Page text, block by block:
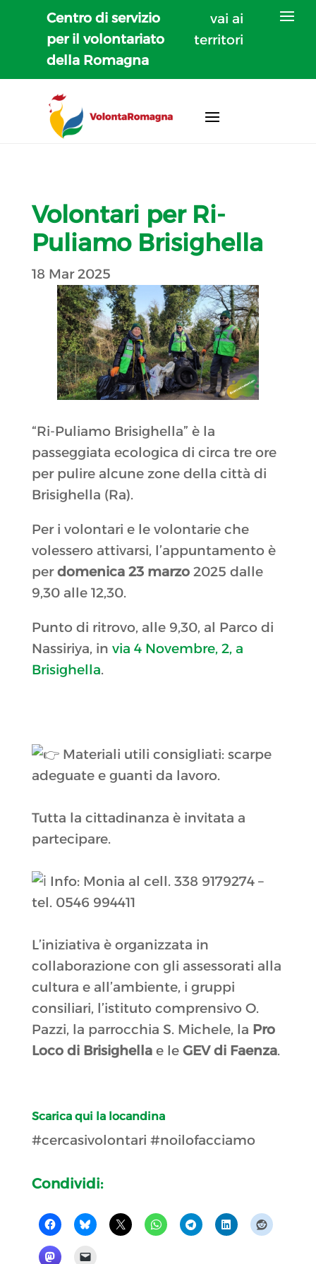
Centro di servizio
per il volontariato
della Romagna
vai ai
territori
Volontari per Ri-
Puliamo Brisighella
18 Mar 2025
“Ri-Puliamo Brisighella” è la
passeggiata ecologica di circa tre ore
per pulire alcune zone della città di
Brisighella (Ra).
Per i volontari e le volontarie che
volessero attivarsi, l’appuntamento è
perdomenica 23 marzo2025 dalle
9,30 alle 12,30.
Punto di ritrovo, alle 9,30, al Parco di
Nassiriya, in via 4 Novembre, 2, a
Brisighella.
Materiali utili consigliati: scarpe
adeguate e guanti da lavoro.
Tutta la cittadinanza è invitata a
partecipare.
Info: Monia al cell. 338 9179274 –
tel. 0546 994411
L’iniziativa è organizzata in
collaborazione con gli assessorati alla
cultura e all’ambiente, i gruppi
consiliari, l’istituto comprensivo O.
Pazzi, la parrocchia S. Michele, la Pro
Loco di Brisighellae le GEV di Faenza.
Scarica qui la locandina
#cercasivolontari #noilofacciamo
Condividi: